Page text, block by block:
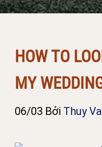
HOW TO
MY
06/03 Bởi Thuy